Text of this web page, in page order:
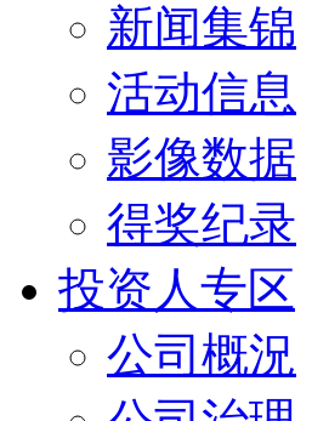
新闻集锦
活动信息
影像数据
得奖纪录
投资人专区
公司概況